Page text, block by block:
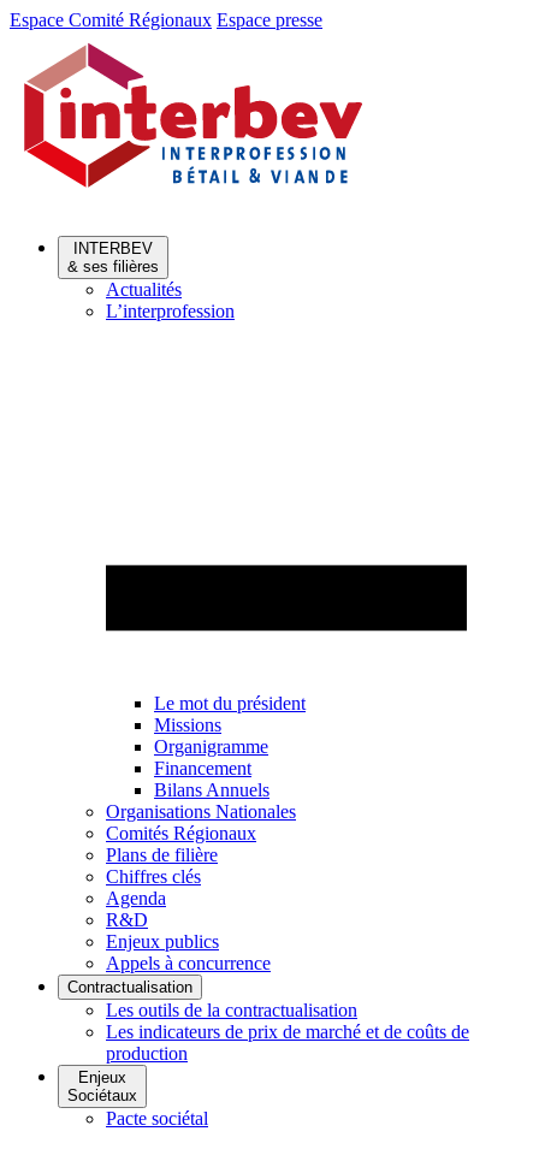
Aller
Aller
contenu
Espace Comité Régionaux Espace presse
INTERBEV
& ses filières
Actualités
L’interprofession
Le mot du président
Missions
Organigramme
Financement
Bilans Annuels
Organisations Nationales
Comités Régionaux
Plans de filière
Chiffres clés
Agenda
R&D
Enjeux publics
Appels à concurrence
Contractualisation
Les outils de la contractualisation
Les indicateurs de prix de marché et de coûts de
production
Enjeux
Sociétaux
Pacte sociétal